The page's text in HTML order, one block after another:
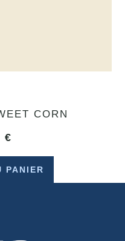
CORN
€
PANIER